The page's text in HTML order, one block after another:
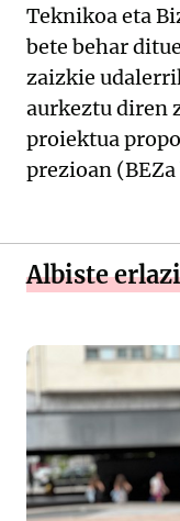
Teknikoa eta
bete behar
zaizkie
aurkeztu diren
proiektua
prezioan
Albiste